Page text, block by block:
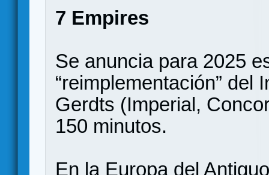
7 Empires
Se anuncia para 2025
“reimplementación” del
Gerdts (Imperial,
150 minutos.
En la Europa del